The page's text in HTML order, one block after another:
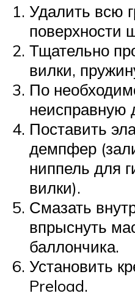
Удалить всю
поверхности
Тщательно
вилки,
По
неисправную
Поставить
демпфер
ниппель для
вилки).
Смазать
впрыснуть
баллончика.
Установить
Preload.